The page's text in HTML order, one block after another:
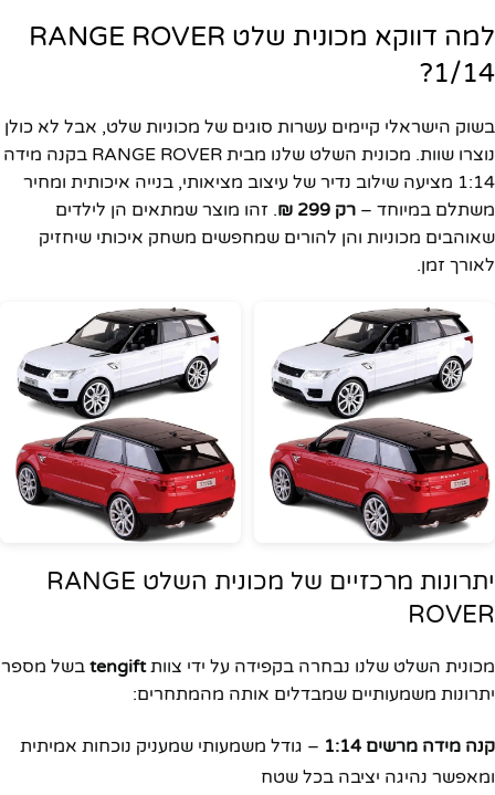
למה דווקא מכונית שלט RANGE ROVER
1/14?
בשוק הישראלי קיימים עשרות סוגים של מכוניות שלט, אבל לא כולן
נוצרו שוות. מכונית השלט שלנו מבית RANGE ROVER בקנה מידה
1:14 מציעה שילוב נדיר של עיצוב מציאותי, בנייה איכותית ומחיר
משתלם במיוחד – רק 299 ₪
. זהו מוצר שמתאים הן לילדים
שאוהבים מכוניות והן להורים שמחפשים משחק איכותי שיחזיק
לאורך זמן.
יתרונות מרכזיים של מכונית השלט RANGE
ROVER
מכונית השלט שלנו נבחרה בקפידה על ידי צוותtengift בשל מספר
יתרונות משמעותיים שמבדלים אותה מהמתחרים:
קנה מידה מרשים 1:14
– גודל משמעותי שמעניק נוכחות אמיתית
ומאפשר נהיגה יציבה בכל שטח